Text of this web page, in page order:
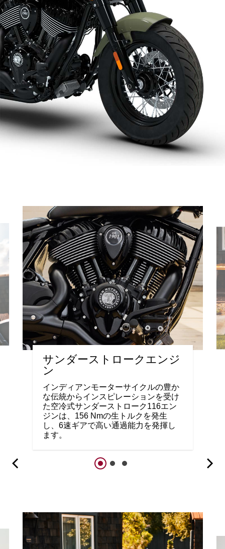
サンダーストロークエンジ
ン
インディアンモーターサイクルの豊か
な伝統からインスピレーションを受け
た空冷式サンダーストローク116エン
ジンは、156 Nmの生トルクを発生
し、6速ギアで高い通過能力を発揮し
ます。